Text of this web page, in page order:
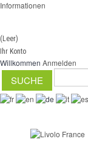
Informationen
(Leer)
Ihr Konto
Willkommen Anmelden